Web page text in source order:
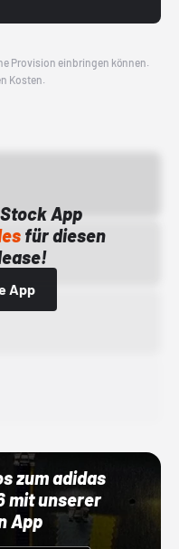
Provision einbringen können.
Kosten.
App
für diesen
App
zum adidas
mit unserer
App